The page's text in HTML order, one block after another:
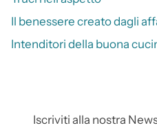
Il benessere creato dagli
Intenditori della buona
Iscriviti alla nostra